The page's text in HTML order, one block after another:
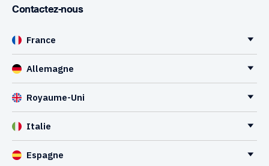
Contactez-nous
France
Allemagne
Royaume-Uni
Italie
Espagne